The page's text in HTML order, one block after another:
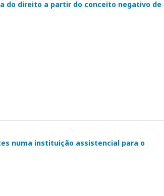
do direito a partir do conceito negativo de
numa instituição assistencial para o